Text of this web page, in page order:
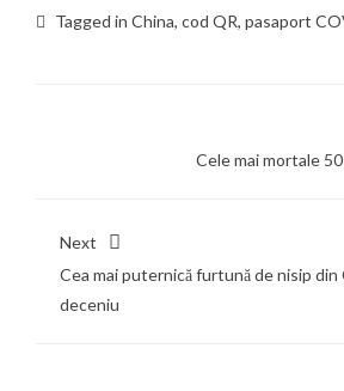
Tagged in China, cod QR, pasaport
Cele mai mortale
Next
Cea mai puternică furtună de nisip din
deceniu